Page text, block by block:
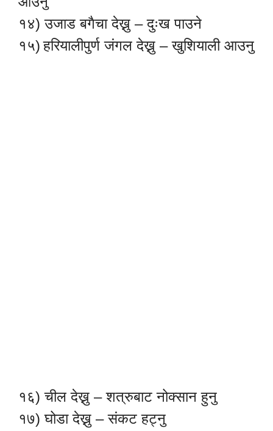
१४) उजाड बगैचा देख्नु – दुःख पाउने
१५) हरियालीपुर्ण जंगल देख्नु – खुशियाली आउनु
१६) चील देख्नु – शत्रुबाट नोक्सान हुनु
१७) घोडा देख्नु – संकट हट्नु